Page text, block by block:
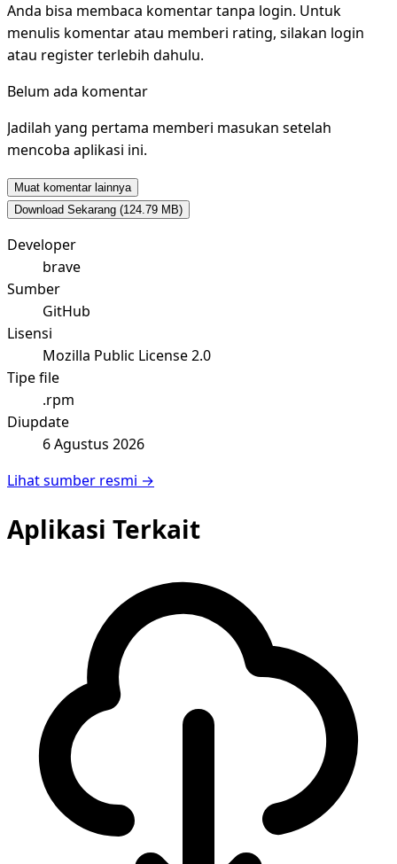
Anda bisa membaca komentar tanpa login. Untuk
menulis komentar atau memberi rating, silakan login
atau register terlebih dahulu.
Belum ada komentar
Jadilah yang pertama memberi masukan setelah
mencoba aplikasi ini.
Muat komentar lainnya
Download Sekarang (124.79 MB)
Developer
brave
Sumber
GitHub
Lisensi
Mozilla Public License 2.0
Tipe file
.rpm
Diupdate
6 Agustus 2026
Lihat sumber resmi →
Aplikasi Terkait